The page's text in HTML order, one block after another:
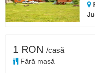
1 RON /casă
Fără masă